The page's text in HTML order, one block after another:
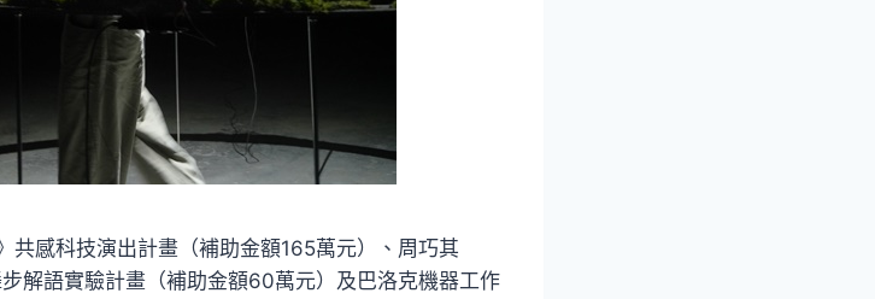
共感科技演出計畫（補助金額165萬元）、周巧其
解語實驗計畫（補助金額60萬元）及巴洛克機器工作